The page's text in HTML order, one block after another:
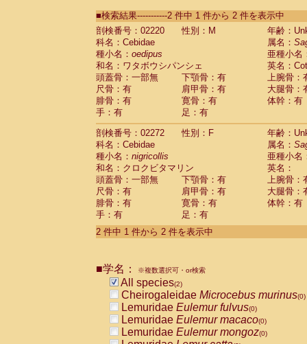
CebidaeSaguinus labiatus(0)
Cebidae Saguinus leucopus (0)
Cebidae
Cebidae
CebidaeSaguinus nigricollis (1)
Cebidae Saguinus oedipus
Cebidae Saguinus weddelli
Cebidae Saguinusspp.
Cebidae Aotus trivirgatus
Cebidae Cebus albifrons
Cebidae
CebidaeCebus capucinus
CebidaeCebus nigrivittatus
Cebidae Cebusspp.(0)
Cebidae Saimiri boliviensis
Cebidae Saimiri sciureus
Atelidae Alouatta caraya
AtelidaeAlouatta fusca
AtelidaeAlouatta seniculus
AtelidaeAteles belzebuth
AtelidaeAteles geoffroyi
AtelidaeAteles paniscus(0)
AtelidaeAtelesspp. (0)
AtelidaeLagothrix lagothricha
AtelidaeLagothrix lagothricha cana
PitheciidaeCacajao calvus
■検索結果-----------2 件中 1 件から 2 件を表示中
剖検番号：02220
性別：M
年齢：
科名：Cebidae
属名：
種小名： oedipus
亜種小名
和名：ワタボウシパンシェ
英名：
頭蓋骨：一部無
下顎骨：有
上腕骨：
尺骨：有
肩甲骨：有
大腿骨：
腓骨：有
寛骨：有
体幹：有
手：有
足：有
剖検番号：02272
性別：F
年齢：
科名：Cebidae
属名：
種小名： nigricollis
亜種小名
和名：クロクビタマリン
英名：
頭蓋骨：一部無
下顎骨：有
上腕骨：
尺骨：有
肩甲骨：有
大腿骨：
腓骨：有
寛骨：有
体幹：有
手：有
足：有
2 件中 1 件から 2 件を表示中
■学名： ※複数選択可・or検索
All species(2)
Cheirogaleidae Microcebus murinus(0)
Lemuridae Eulemur fulvus(0)
Lemuridae Eulemur macaco(0)
Lemuridae Eulemur mongoz(0)